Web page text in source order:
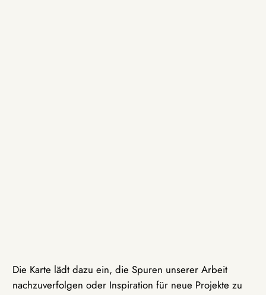
Die Karte lädt dazu ein, die Spuren unserer Arbeit
nachzuverfolgen oder Inspiration für neue Projekte zu